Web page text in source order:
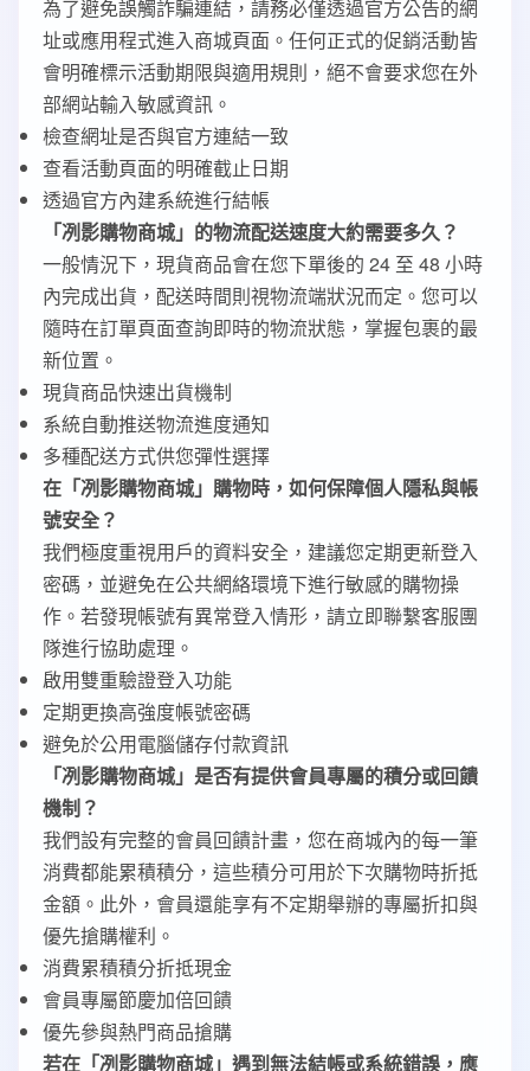
為了避免誤觸詐騙連結，請務必僅透過官方公告的網
址或應用程式進入商城頁面。任何正式的促銷活動皆
會明確標示活動期限與適用規則，絕不會要求您在外
部網站輸入敏感資訊。
檢查網址是否與官方連結一致
查看活動頁面的明確截止日期
透過官方內建系統進行結帳
「冽影購物商城」的物流配送速度大約需要多久？
一般情況下，現貨商品會在您下單後的 24 至 48 小時
內完成出貨，配送時間則視物流端狀況而定。您可以
隨時在訂單頁面查詢即時的物流狀態，掌握包裹的最
新位置。
現貨商品快速出貨機制
系統自動推送物流進度通知
多種配送方式供您彈性選擇
在「冽影購物商城」購物時，如何保障個人隱私與帳
號安全？
我們極度重視用戶的資料安全，建議您定期更新登入
密碼，並避免在公共網絡環境下進行敏感的購物操
作。若發現帳號有異常登入情形，請立即聯繫客服團
隊進行協助處理。
啟用雙重驗證登入功能
定期更換高強度帳號密碼
避免於公用電腦儲存付款資訊
「冽影購物商城」是否有提供會員專屬的積分或回饋
機制？
我們設有完整的會員回饋計畫，您在商城內的每一筆
消費都能累積積分，這些積分可用於下次購物時折抵
金額。此外，會員還能享有不定期舉辦的專屬折扣與
優先搶購權利。
消費累積積分折抵現金
會員專屬節慶加倍回饋
優先參與熱門商品搶購
若在「冽影購物商城」遇到無法結帳或系統錯誤，應